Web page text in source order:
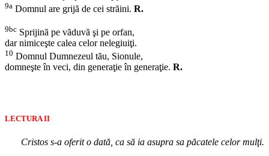
9a Domnul are grijă de cei străini. R.
9bc Sprijină pe văduvă şi pe orfan,
dar nimiceşte calea celor nelegiuiţi.
10 Domnul Dumnezeul tău, Sionule,
domneşte în veci, din generaţie în generaţie. R.
LECTURA II
Cristos s-a oferit o dată, ca să ia asupra sa păcatele celor mulţi.